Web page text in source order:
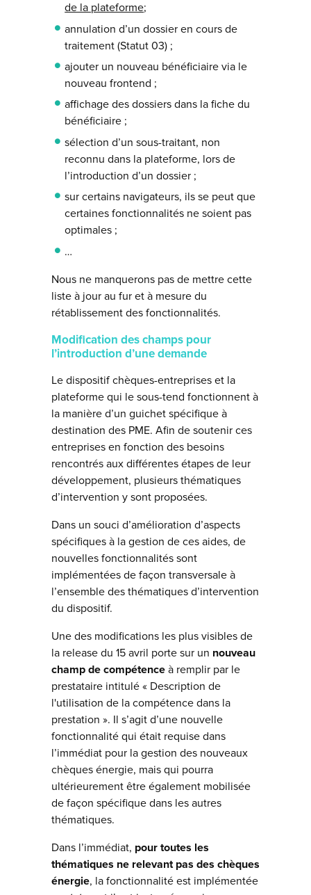
de la plateforme;
annulation d’un dossier en cours de
traitement (Statut 03) ;
ajouter un nouveau bénéficiaire via le
nouveau frontend ;
affichage des dossiers dans la fiche du
bénéficiaire ;
sélection d’un sous-traitant, non
reconnu dans la plateforme, lors de
l’introduction d’un dossier ;
sur certains navigateurs, ils se peut que
certaines fonctionnalités ne soient pas
optimales ;
…
Nous ne manquerons pas de mettre cette
liste à jour au fur et à mesure du
rétablissement des fonctionnalités.
Modification des champs pour
l’introduction d’une demande
Le dispositif chèques-entreprises et la
plateforme qui le sous-tend fonctionnent à
la manière d’un guichet spécifique à
destination des PME. Afin de soutenir ces
entreprises en fonction des besoins
rencontrés aux différentes étapes de leur
développement, plusieurs thématiques
d’intervention y sont proposées.
Dans un souci d’amélioration d’aspects
spécifiques à la gestion de ces aides, de
nouvelles fonctionnalités sont
implémentées de façon transversale à
l’ensemble des thématiques d’intervention
du dispositif.
Une des modifications les plus visibles de
la release du 15 avril porte sur un nouveau
champ de compétence à remplir par le
prestataire intitulé « Description de
l'utilisation de la compétence dans la
prestation ». Il s’agit d’une nouvelle
fonctionnalité qui était requise dans
l’immédiat pour la gestion des nouveaux
chèques énergie, mais qui pourra
ultérieurement être également mobilisée
de façon spécifique dans les autres
thématiques.
Dans l’immédiat, pour toutes les
thématiques ne relevant pas des chèques
énergie, la fonctionnalité est implémentée